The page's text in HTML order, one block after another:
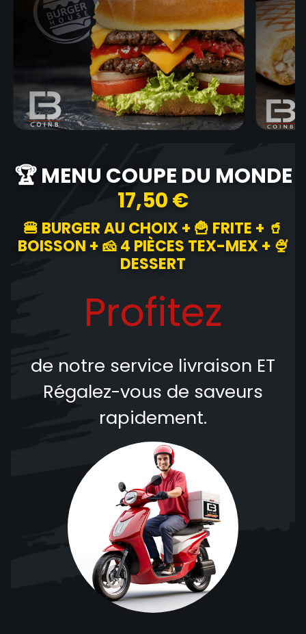
🏆 MENU COUPE DU MONDE
17,50 €
🍔 BURGER AU CHOIX + 🍟 FRITE + 🥤
BOISSON + 🧀 4 PIÈCES TEX-MEX + 🍨
DESSERT
Profitez
de notre service livraison ET
Régalez-vous de saveurs
rapidement.